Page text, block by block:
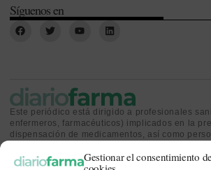
Gestionar el consentimiento
Síguenos en
Este periódico está dirigido a profesionales
enfermeros, farmacéuticos) implicados en la
dispensación de medicamentos, así como
sanitaria.